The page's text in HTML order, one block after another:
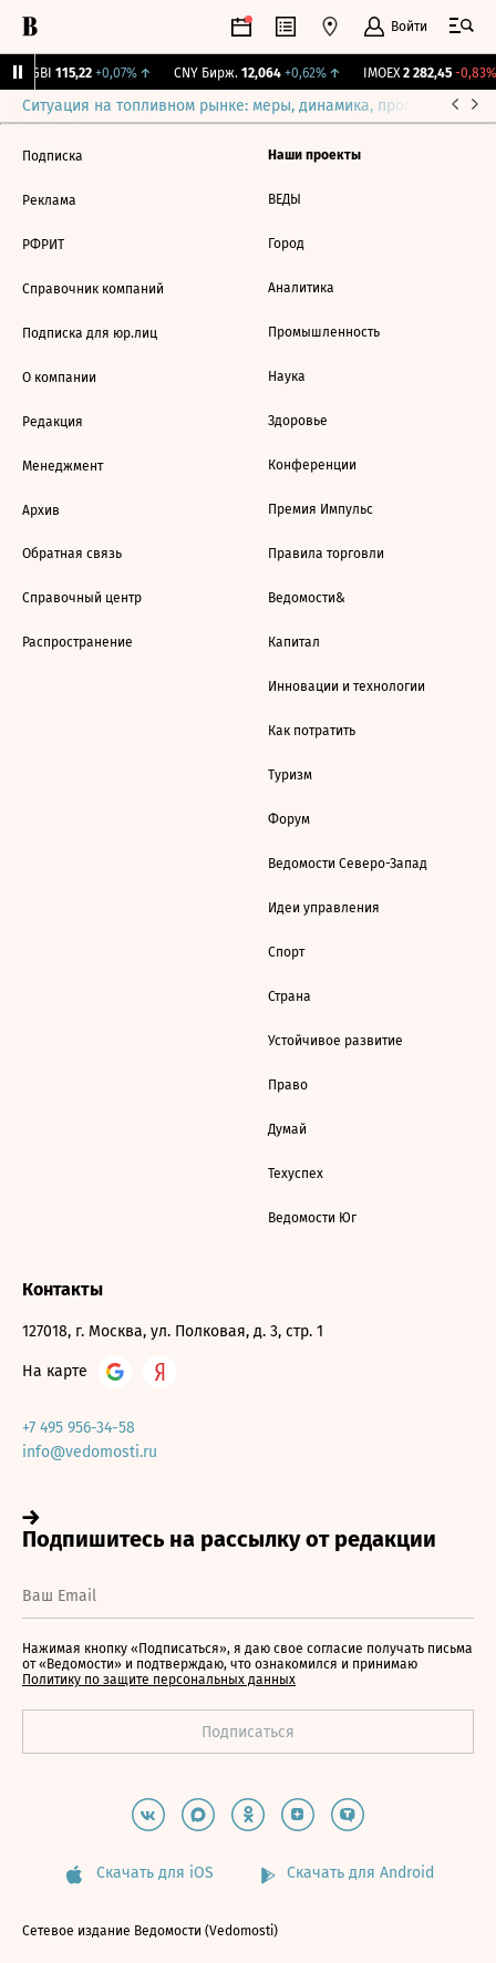
Войти
RGBI 115,22 +0,07%↑ CNY Бирж. 12,064 +0,62%↑ IMOEX 2 282,45 -0,83%
Ситуация на топливном рынке: меры, динамика, прогнозы
Подписка
Реклама
РФРИТ
Справочник компаний
Подписка для юр.лиц
О компании
Редакция
Менеджмент
Архив
Обратная связь
Справочный центр
Распространение
Наши проекты
ВЕДЫ
Город
Аналитика
Промышленность
Наука
Здоровье
Конференции
Премия Импульс
Правила торговли
Ведомости&
Капитал
Инновации и технологии
Как потратить
Туризм
Форум
Ведомости Северо-Запад
Идеи управления
Спорт
Страна
Устойчивое развитие
Право
Думай
Техуспех
Ведомости Юг
Контакты
127018, г. Москва, ул. Полковая, д. 3, стр. 1
На карте
+7 495 956-34-58
info@vedomosti.ru
Нажимая кнопку «Подписаться», я даю свое согласие получать письма
от «Ведомости» и подтверждаю, что ознакомился и принимаю
Политику по защите персональных данных
Скачать для iOS Скачать для Android
Сетевое издание Ведомости (Vedomosti)